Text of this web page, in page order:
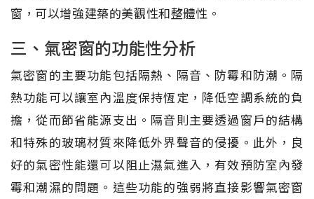
窗，可以增強建築的美觀性和整體性。
三、氣密窗的功能性分析
氣密窗的主要功能包括隔熱、隔音、防霉和防潮。隔
熱功能可以讓室內溫度保持恆定，降低空調系統的負
擔，從而節省能源支出。隔音則主要透過窗戶的結構
和特殊的玻璃材質來降低外界聲音的侵擾。此外，良
好的氣密性能還可以阻止濕氣進入，有效預防室內發
霉和潮濕的問題。這些功能的強弱將直接影響氣密窗